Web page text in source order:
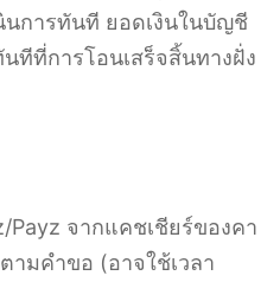
นการทันที ยอดเงินในบัญชี
ทีที่การโอนเสร็จสิ้นทางฝั่ง
Payz จากแคชเชียร์ของคา
ามคำขอ (อาจใช้เวลา